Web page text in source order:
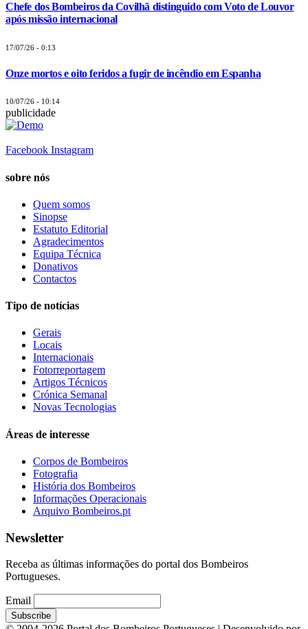
Chefe dos Bombeiros da Covilhã distinguido com Voto de Louvor
após missão internacional
17/07/26 - 0:13
Onze mortos e oito feridos a fugir de incêndio em Espanha
10/07/26 - 10:14
publicidade
Facebook Instagram
sobre nós
Quem somos
Sinopse
Estatuto Editorial
Agradecimentos
Equipa Técnica
Donativos
Contactos
Tipo de notícias
Gerais
Locais
Internacionais
Fotorreportagem
Artigos Técnicos
Crónica Semanal
Novas Tecnologias
Áreas de interesse
Corpos de Bombeiros
Fotografia
História dos Bombeiros
Informações Operacionais
Arquivo Bombeiros.pt
Newsletter
Receba as últimas informações do portal dos Bombeiros
Portugueses.
Email